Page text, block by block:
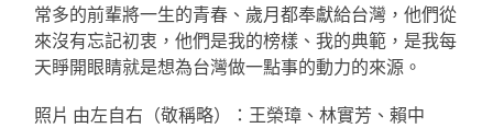
常多的前輩將一生的青春、歲月都奉獻給台灣，他們從
來沒有忘記初衷，他們是我的榜樣、我的典範，是我每
天睜開眼睛就是想為台灣做一點事的動力的來源。
照片 由左自右（敬稱略）：王榮璋、林實芳、賴中